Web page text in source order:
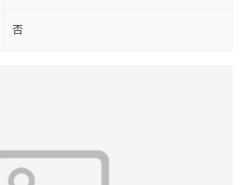
否